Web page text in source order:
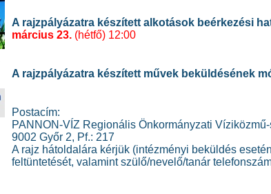
A rajzpályázatra készített alkotások beérkezési
március 23. (hétfő) 12:00
A rajzpályázatra készített művek beküldésének
Postacím:
PANNON-VÍZ Regionális Önkormányzati
9002 Győr 2, Pf.: 217
A rajz hátoldalára kérjük (intézményi beküldés
feltüntetését, valamint szülő/nevelő/tanár